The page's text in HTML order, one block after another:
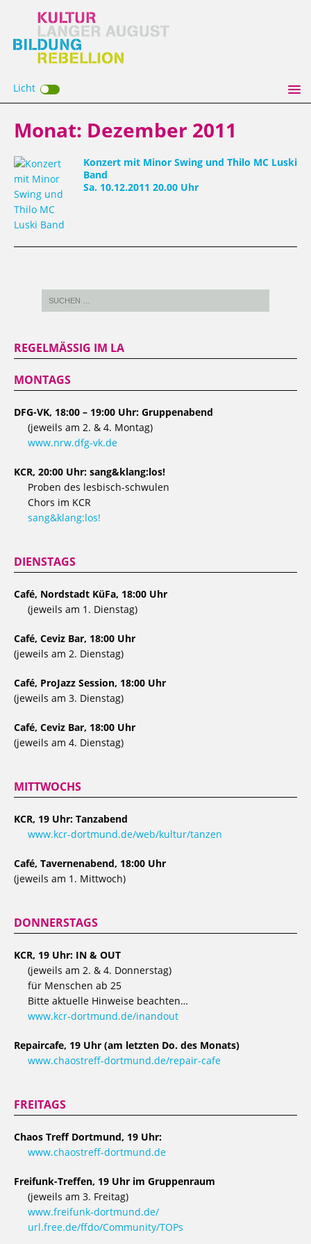
Licht
Monat: Dezember 2011
Konzert mit Minor Swing und Thilo MC Luski
Band
Sa. 10.12.2011 20.00 Uhr
REGELMÄSSIG IM LA
MONTAGS
DFG-VK, 18:00 – 19:00 Uhr: Gruppenabend
(jeweils am 2. & 4. Montag)
www.nrw.dfg-vk.de
KCR, 20:00 Uhr: sang&klang:los!
Proben des lesbisch-schwulen
Chors im KCR
sang&klang:los!
DIENSTAGS
Café, Nordstadt KüFa, 18:00 Uhr
(jeweils am 1. Dienstag)
Café, Ceviz Bar, 18:00 Uhr
(jeweils am 2. Dienstag)
Café, ProJazz Session, 18:00 Uhr
(jeweils am 3. Dienstag)
Café, Ceviz Bar, 18:00 Uhr
(jeweils am 4. Dienstag)
MITTWOCHS
KCR, 19 Uhr: Tanzabend
www.kcr-dortmund.de/web/kultur/tanzen
Café, Tavernenabend, 18:00 Uhr
(jeweils am 1. Mittwoch)
DONNERSTAGS
KCR, 19 Uhr: IN & OUT
(jeweils am 2. & 4. Donnerstag)
für Menschen ab 25
Bitte aktuelle Hinweise beachten…
www.kcr-dortmund.de/inandout
Repaircafe, 19 Uhr (am letzten Do. des Monats)
www.chaostreff-dortmund.de/repair-cafe
FREITAGS
Chaos Treff Dortmund, 19 Uhr:
www.chaostreff-dortmund.de
Freifunk-Treffen, 19 Uhr im Gruppenraum
(jeweils am 3. Freitag)
www.freifunk-dortmund.de/
url.free.de/ffdo/Community/TOPs